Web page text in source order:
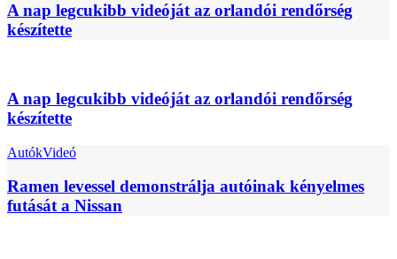
A nap legcukibb videóját az orlandói rendőrség
készítette
A nap legcukibb videóját az orlandói rendőrség
készítette
AutókVideó
Ramen levessel demonstrálja autóinak kényelmes
futását a Nissan